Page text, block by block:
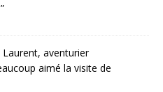
”
Laurent, aventurier
aimé la visite de